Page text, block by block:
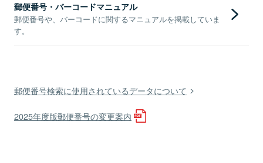
郵便番号・バーコードマニュアル
郵便番号や、バーコードに関するマニュアルを掲載していま
す。
郵便番号検索に使用されているデータについて
2025年度版郵便番号の変更案内